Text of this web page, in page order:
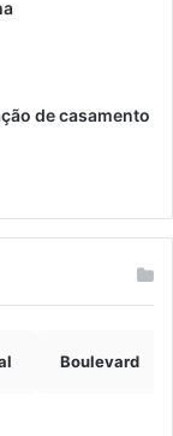
de casamento
Boulevard